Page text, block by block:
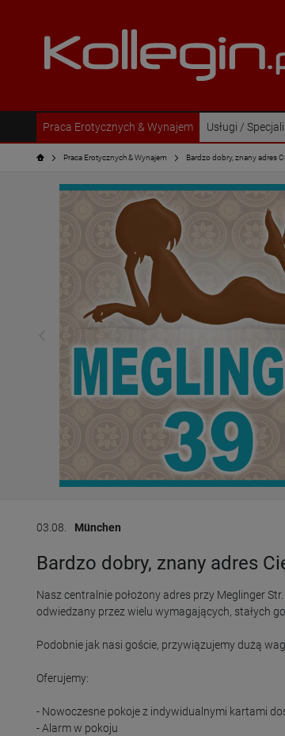
Praca Erotycznych & Wynajem Usługi /
Praca Erotycznych & Wynajem Bardzo dobry, znany adres
03.08. München
Bardzo dobry, znany adres
Nasz centralnie położony adres przy Meglinger
odwiedzany przez wielu wymagających, stałych
Podobnie jak nasi goście, przywiązujemy dużą
Oferujemy:
- Nowoczesne pokoje z indywidualnymi kartami
- Alarm w pokoju